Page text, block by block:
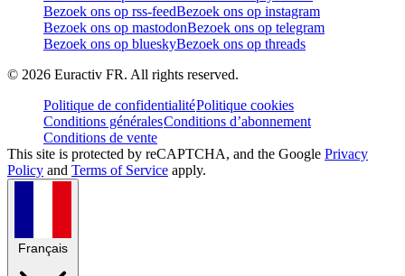
Bezoek ons op rss-feedBezoek ons op instagram
Bezoek ons op mastodonBezoek ons op telegram
Bezoek ons op blueskyBezoek ons op threads
© 2026 Euractiv FR. All rights reserved.
Politique de confidentialitéPolitique cookies
Conditions généralesConditions d’abonnement
Conditions de vente
This site is protected by reCAPTCHA, and the Google Privacy
Policy and Terms of Service apply.
Français